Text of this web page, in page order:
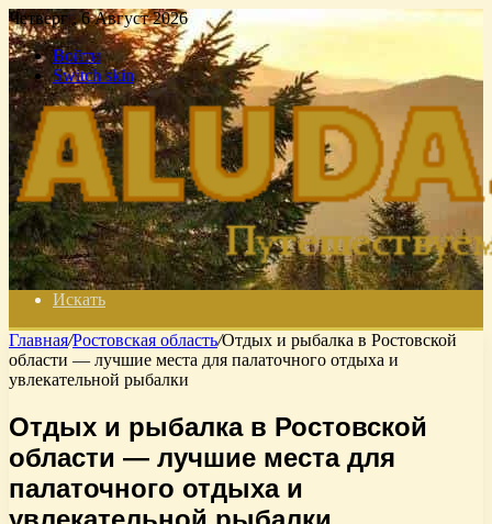
Четверг , 6 Август 2026
Войти
Switch skin
Искать
Главная/Ростовская область/Отдых и рыбалка в Ростовской
области — лучшие места для палаточного отдыха и
увлекательной рыбалки
Отдых и рыбалка в Ростовской
области — лучшие места для
палаточного отдыха и